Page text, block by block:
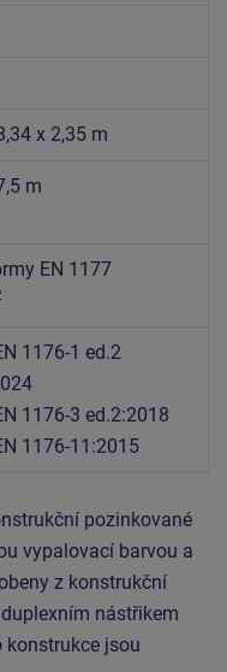
x 2,35 m
m
EN 1177
1176-1 ed.2
1176-3 ed.2:2018
1176-11:2015
pozinkované
vypalovací barvou a
z konstrukční
nástřikem
konstrukce jsou